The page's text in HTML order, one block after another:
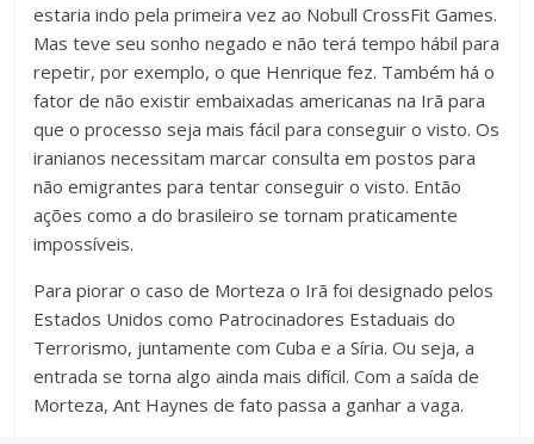
estaria indo pela primeira vez ao Nobull CrossFit Games.
Mas teve seu sonho negado e não terá tempo hábil para
repetir, por exemplo, o que Henrique fez. Também há o
fator de não existir embaixadas americanas na Irã para
que o processo seja mais fácil para conseguir o visto. Os
iranianos necessitam marcar consulta em postos para
não emigrantes para tentar conseguir o visto. Então
ações como a do brasileiro se tornam praticamente
impossíveis.
Para piorar o caso de Morteza o Irã foi designado pelos
Estados Unidos como Patrocinadores Estaduais do
Terrorismo, juntamente com Cuba e a Síria. Ou seja, a
entrada se torna algo ainda mais difícil. Com a saída de
Morteza, Ant Haynes de fato passa a ganhar a vaga.